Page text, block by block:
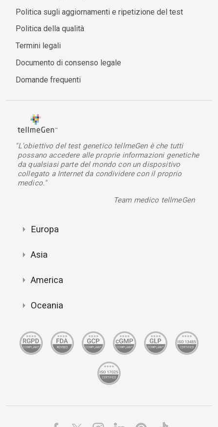
Politica sugli aggiornamenti e ripetizione del test
Politica della qualità
Termini legali
Documento di consenso legale
Domande frequenti
"L'obiettivo del test genetico tellmeGen è che tutti
possano accedere alle proprie informazioni genetiche
da qualsiasi parte del mondo con un dispositivo
collegato a Internet da condividere con il proprio
medico."
Team medico tellmeGen
Europa
Asia
America
Oceania